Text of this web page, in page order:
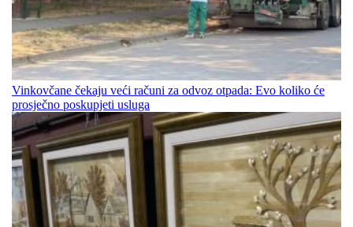
Vinkovčane čekaju veći računi za odvoz otpada: Evo koliko će
prosječno poskupjeti usluga